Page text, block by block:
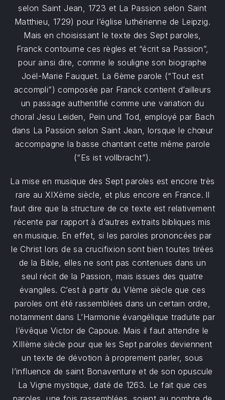
selon Saint Jean, 1723 et La Passion selon Saint
Matthieu, 1729) pour l’église luthérienne de Leipzig.
Mais en choisissant le texte des Sept paroles,
Franck contourne ces règles et “écrit sa Passion”,
pour ainsi dire, comme le souligne son biographe
Joël-Marie Fauquet. La 6ème parole (“Tout est
accompli”) composée par Franck contient d’ailleurs
un passage authentifié comme une variation du
choral Jesu Leiden, Pein und Tod, employé par Bach
dans La Passion selon Saint Jean, lorsque le chœur
accompagne la basse chantant cette même parole
(“Es ist vollbracht”).
La mise en musique des Sept paroles est encore très
rare au XIXème siècle, et plus encore en France. ll
faut dire que la structure de ce texte est relativement
récente par rapport à d’autres extraits bibliques mis
en musique. En effet, si les paroles prononcées par
le Christ lors de sa crucifixion sont bien toutes tirées
de la Bible, elles ne sont pas contenues dans un
seul récit de la Passion, mais issues des quatre
évangiles. C’est à partir du VIème siècle que ces
paroles ont été rassemblées dans un certain ordre,
notamment dans L’Harmonie évangélique traduite par
l’évêque Victor de Capoue. Mais il faut attendre le
XIIIème siècle pour que les Sept paroles deviennent
un texte de dévotion à proprement parler, sous
l’influence de saint Bonaventure et de son opuscule
La Vigne mystique, daté de 1263. Le fait que ces